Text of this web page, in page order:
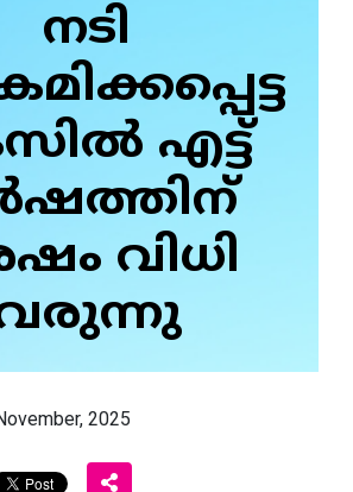
നടി
എട്ട്
വിധി
2025